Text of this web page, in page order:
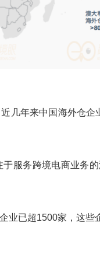
几年来中国海外仓
服务跨境电商业务
业已超1500家，这